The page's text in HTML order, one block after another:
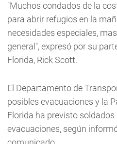
"Muchos condados de la
para abrir refugios en la
necesidades especiales,
general", expresó por su
Florida, Rick Scott.
El Departamento de
posibles evacuaciones y la
Florida ha previsto
evacuaciones, según